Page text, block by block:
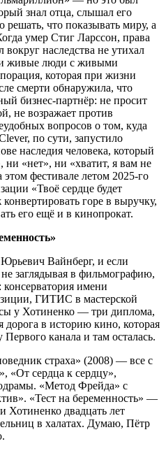
знал отца, слышал его
решать, что показывать миру, а
умер Стиг Ларссон, права
вокруг наследства не утихал
живые люди с живыми
которая при жизни
смерти обнаружила, что
бизнес-партнёр: не просит
не возражает против
вопросов о том, куда
по сути, запустило
наследия человека, который
ни «нет», ни «хватит, я вам не
фестивале летом 2025-го
«Твоё сердце будет
горе в выручку,
его ещё и в кинопрокат.
Вайнберг, и если
заглядывая в фильмографию,
консерватория имени
ГИТИС в мастерской
у Хотиненко — три диплома,
дорога в историю кино, которая
канала и там осталась.
страха» (2008) — все с
«От сердца к сердцу»,
«Метод Фрейда» с
«Тест на беременность» —
Хотиненко двадцать лет
в халатах. Думаю, Пётр